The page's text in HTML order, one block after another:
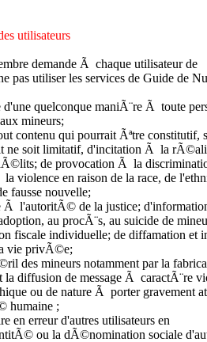
utilisateurs
demande Ã chaque utilisateur de
pas utiliser les services de Guide de
d'une quelconque maniÃ¨re Ã toute
mineurs;
contenu qui pourrait Ãªtre constitutif,
ne soit limitatif, d'incitation Ã la
de provocation Ã la
violence en raison de la race, de
fausse nouvelle;
Ã l'autoritÃ© de la justice;
au procÃ¨s, au suicide de
fiscale individuelle; de diffamation et
vie privÃ©e;
des mineurs notamment par la
la diffusion de message Ã caractÃ¨re
ou de nature Ã porter gravement
humaine ;
en erreur d'autres utilisateurs en
ou la dÃ©nomination sociale